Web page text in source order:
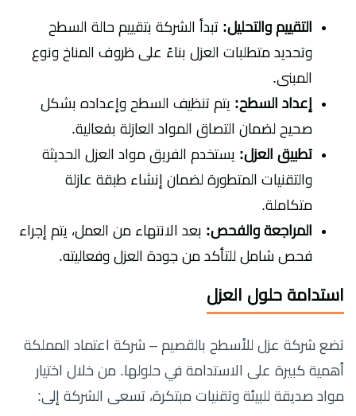
التقييم والتحليل: تبدأ الشركة بتقييم حالة السطح
وتحديد متطلبات العزل بناءً على ظروف المناخ ونوع
المبنى.
إعداد السطح: يتم تنظيف السطح وإعداده بشكل
صحيح لضمان التصاق المواد العازلة بفعالية.
تطبيق العزل: يستخدم الفريق مواد العزل الحديثة
والتقنيات المتطورة لضمان إنشاء طبقة عازلة
متكاملة.
المراجعة والفحص: بعد الانتهاء من العمل، يتم إجراء
فحص شامل للتأكد من جودة العزل وفعاليته.
استدامة حلول العزل
تضع شركة عزل للأسطح بالقصيم – شركة اعتماد المملكة
أهمية كبيرة على الاستدامة في حلولها. من خلال اختيار
مواد صديقة للبيئة وتقنيات مبتكرة، تسعى الشركة إلى: